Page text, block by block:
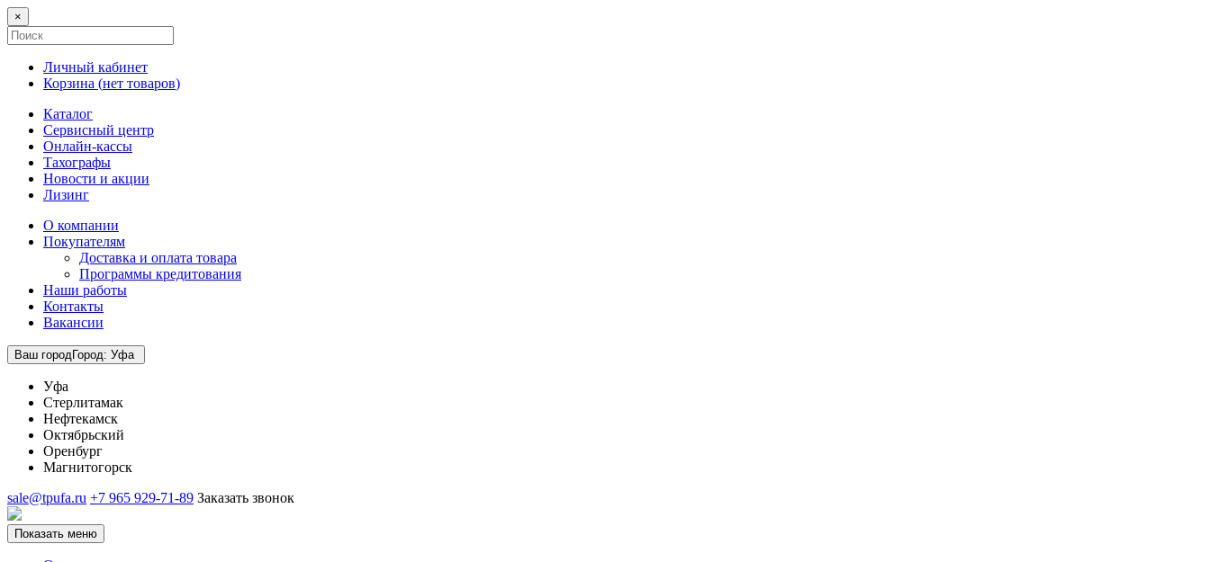
×
Личный кабинет
Корзина (нет товаров)
Каталог
Сервисный центр
Онлайн-кассы
Тахографы
Новости и акции
Лизинг
О компании
Покупателям
Доставка и оплата товара
Программы кредитования
Наши работы
Контакты
Вакансии
Ваш городГород: Уфа
Уфа
Стерлитамак
Нефтекамск
Октябрьский
Оренбург
Магнитогорск
sale@tpufa.ru +7 965 929-71-89 Заказать звонок
Показать меню